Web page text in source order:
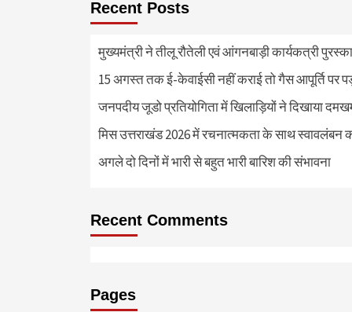
Recent Posts
मुख्यमंत्री ने तीलू रौतेली एवं आंगनबाड़ी कार्यकत्री
15 अगस्त तक ई-केवाईसी नहीं कराई तो गैस आपूर्ति पर
जनपदीय जूडो प्रतियोगिता में खिलाड़ियों ने दिखाया
मिस उत्तराखंड 2026 में रचनात्मकता के साथ स्वावलंबन
अगले दो दिनों में भारी से बहुत भारी बारिश की संभावना
Recent Comments
Pages